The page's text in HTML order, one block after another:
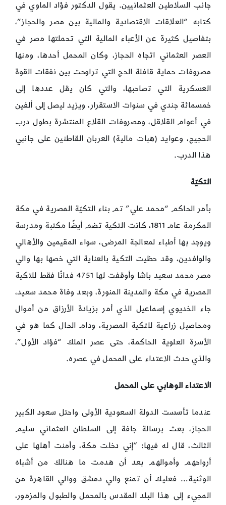
جانب السلاطين العثمانيين. يقول الدكتور فؤاد الماوي في
كتابه “العلاقات الاقتصادية والمالية بين مصر والحجاز”،
بتفاصيل كثيرة عن الأعباء المالية التي تحملتها مصر في
العصر العثماني اتجاه الحجاز‏، وكان المحمل أحدها‏‏، ومنها
مصروفات حماية قافلة الحج التي تراوحت بين نفقات القوة
العسكرية التي تصاحبها‏،‏ والتي كان يقل عددها إلى
خمسمائة جندي في سنوات الاستقرار، ويزيد ليصل إلى ألفين
في أعوام القلاقل‏، ومصروفات القلاع المنتشرة بطول درب
الحجيج‏،‏ وعوايد (هبات مالية) العربان القاطنين على جانبي
هذا الدرب‏.‏
التكيّة
بأمر الحاكم “محمد علي” تم بناء التكيّة المصرية في مكة
المكرمة عام 1811، كانت التكية تضم أيضًا مكتبة ومدرسة
ويوجد بها أطباء لمعالجة المرضى، سواء المقيمين والأهالي
والوافدين، وقد حظيت التكية بالعناية التي خصها بها والي
مصر محمد سعيد باشا وأوقفت لها 4751 فدانًا فقط للتكية
المصرية في مكة والمدينة المنورة، وبعد وفاة محمد سعيد،
جاء الخديوي إسماعيل الذي أمر بزيادة الأرزاق من أموال
ومحاصيل زراعية للتكية المصرية، ودام الحال كما هو في
الأسرة العلوية الحاكمة، حتى عصر الملك “فؤاد الأول”،
والذي حدث الاعتداء على المحمل في عصره.
الاعتداء الوهابي على المحمل
عندما تأسست الدولة السعودية الأولى واحتل سعود الكبير
الحجاز، بعث برسالة جافة إلى السلطان العثماني سليم
الثالث، قال له فيها: “إني دخلت مكة، وأمنت أهلها على
أرواحهم وأموالهم بعد أن هدمت ما هنالك من أشباه
الوثنية… فعليك أن تمنع والي دمشق ووالي القاهرة من
المجيء إلى هذا البلد المقدس بالمحمل والطبول والمزمور،